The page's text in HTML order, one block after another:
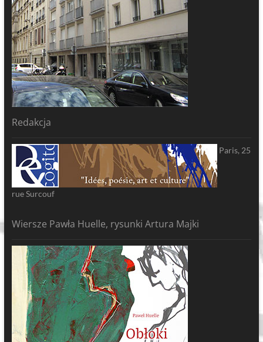
Redakcja
Paris, 25
rue Surcouf
Wiersze Pawła Huelle, rysunki Artura Majki